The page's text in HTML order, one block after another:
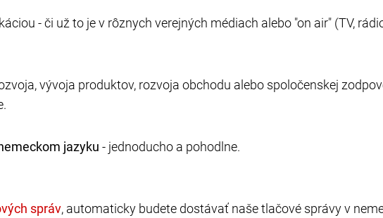
- či už to je v rôznych verejných médiach alebo "on air" (TV,
vývoja produktov, rozvoja obchodu alebo spoločenskej
jazyku - jednoducho a pohodlne.
, automaticky budete dostávať naše tlačové správy v